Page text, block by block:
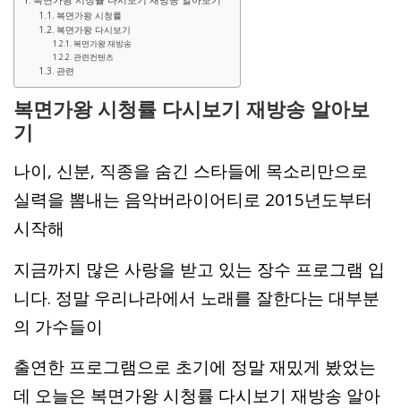
복면가왕 시청률
복면가왕 다시보기
복면가왕 재방송
관련컨텐츠
관련
복면가왕 시청률 다시보기 재방송 알아보
기
나이, 신분, 직종을 숨긴 스타들에 목소리만으로
실력을 뽐내는 음악버라이어티로 2015년도부터
시작해
지금까지 많은 사랑을 받고 있는 장수 프로그램 입
니다. 정말 우리나라에서 노래를 잘한다는 대부분
의 가수들이
출연한 프로그램으로 초기에 정말 재밌게 봤었는
데 오늘은 복면가왕 시청률 다시보기 재방송 알아